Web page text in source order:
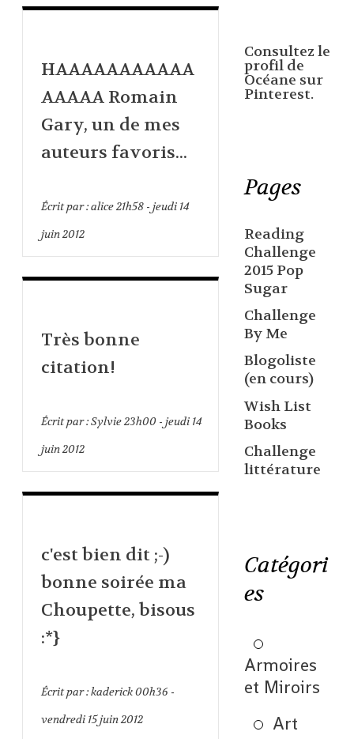
HAAAAAAAAAAA
AAAAA Romain
Gary, un de mes
auteurs favoris...
Écrit par :alice21h58- jeudi 14
juin 2012
Très bonne
citation!
Écrit par :Sylvie23h00- jeudi 14
juin 2012
c'est bien dit ;-)
bonne soirée ma
Choupette, bisous
:*}
Écrit par :kaderick00h36-
vendredi 15juin 2012
Consultez le
profil de
Océane sur
Pinterest.
Pages
Reading
Challenge
2015 Pop
Sugar
Challenge
By Me
Blogoliste
(en cours)
Wish List
Books
Challenge
littérature
Catégori
es
Armoires
et Miroirs
Art